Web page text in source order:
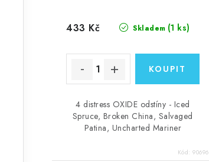
Skladem (1 ks)
433 Kč
4 distress OXIDE odstíny - Iced
Spruce, Broken China, Salvaged
Patina, Uncharted Mariner
Kód:90696